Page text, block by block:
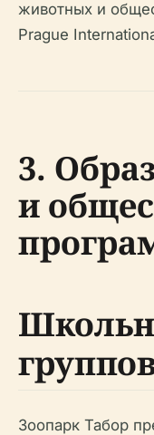
животных и
Prague
3.
и
Зоопарк Табор